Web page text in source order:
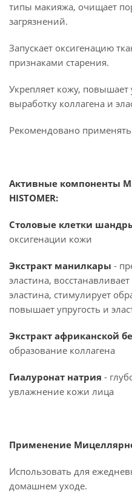
типы макияжа, очищает
загрязнений.
Запускает оксигенацию
признаками старения.
Укрепляет кожу, повышает
выработку коллагена и
Рекомендовано
Активные компоненты
HISTOMER:
Столовые клетки
оксигенации кожи
Экстракт манилкары -
эластина,
эластина, стимулирует
повышает упругость и
Экстракт африканской
образование коллагена
Гиалуронат натрия -
увлажнение кожи лица
Применение
Использовать для
домашнем уходе.